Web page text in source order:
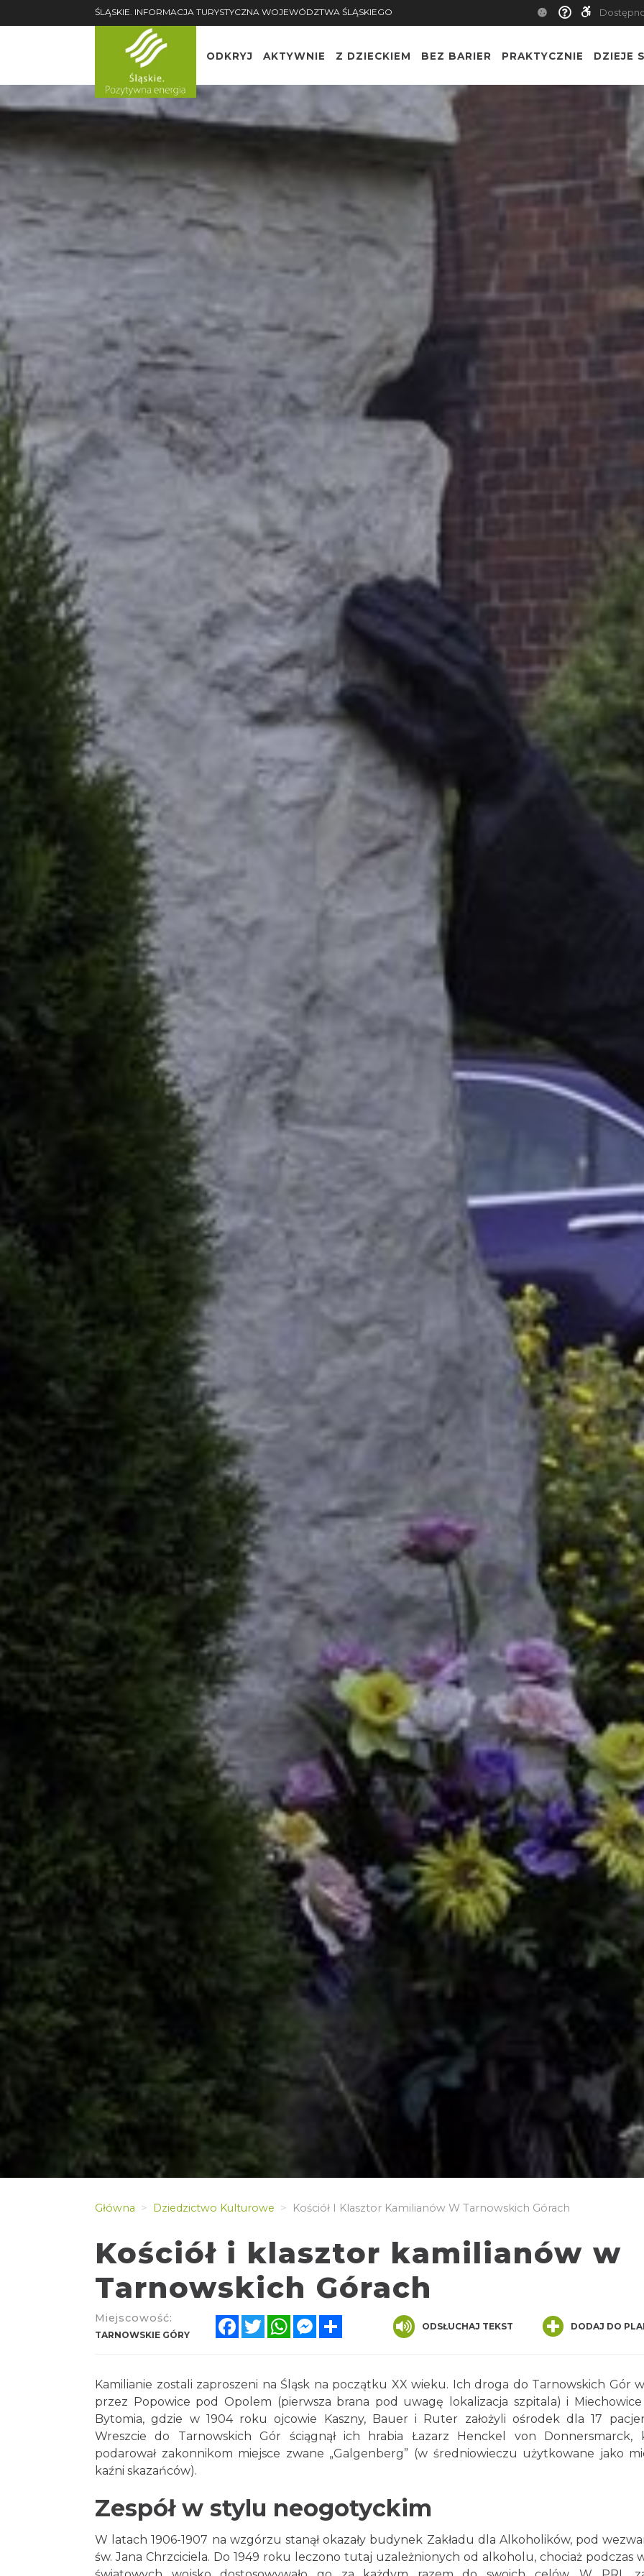
ŚLĄSKIE. INFORMACJA TURYSTYCZNA WOJEWÓDZTWA ŚLĄSKIEGO
ODKRYJ AKTYWNIE Z DZIECKIEM BEZ BARIER PRAKTYCZNIE DZIEJE
Główna Dziedzictwo Kulturowe Kościół I Klasztor Kamilianów W Tarnowskich Górach
Kościół i klasztor kamilianów w
Tarnowskich Górach
Miejscowość:
TARNOWSKIE GÓRY
FacebookTwitterWhatsAppMessenger ODSŁUCHAJ TEKST DODAJ DO
Kamilianie zostali zaproszeni na Śląsk na początku XX wieku. Ich droga do Tarnowskich Gór
przez Popowice pod Opolem (pierwsza brana pod uwagę lokalizacja szpitala) i Miechowice
Bytomia, gdzie w 1904 roku ojcowie Kaszny, Bauer i Ruter założyli ośrodek dla 17
Wreszcie do Tarnowskich Gór ściągnął ich hrabia Łazarz Henckel von Donnersmarck,
podarował zakonnikom miejsce zwane „Galgenberg” (w średniowieczu użytkowane jako
kaźni skazańców).
Zespół w stylu neogotyckim
W latach 1906-1907 na wzgórzu stanął okazały budynek Zakładu dla Alkoholików, pod
św. Jana Chrzciciela. Do 1949 roku leczono tutaj uzależnionych od alkoholu, chociaż podczas